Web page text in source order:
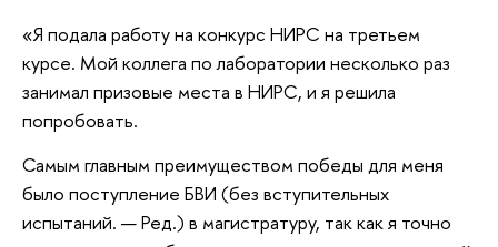
«Я подала работу на конкурс НИРС на третьем
курсе. Мой коллега по лаборатории несколько раз
занимал призовые места в НИРС, и я решила
попробовать.
Самым главным преимуществом победы для меня
было поступление БВИ (без вступительных
испытаний. — Ред.) в магистратуру, так как я точно